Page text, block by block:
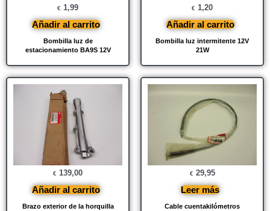
Bombilla luz de
estacionamiento BA9S 12V
€ 1,99
Añadir al carrito
Bombilla luz intermitente 12V
21W
€ 1,20
Añadir al carrito
Brazo exterior de la horquilla
€ 139,00
Añadir al carrito
Cable cuentakilómetros
€ 29,95
Leer más